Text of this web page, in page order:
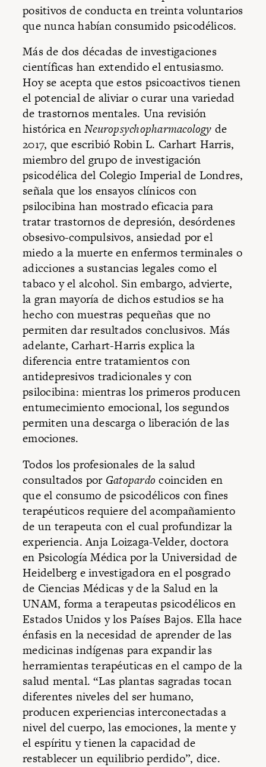
positivos de conducta en treinta voluntarios
que nunca habían consumido psicodélicos.
Más de dos décadas de investigaciones
científicas han extendido el entusiasmo.
Hoy se acepta que estos psicoactivos tienen
el potencial de aliviar o curar una variedad
de trastornos mentales. Una revisión
histórica enNeuropsychopharmacology de
2017, que escribió Robin L. Carhart Harris,
miembro del grupo de investigación
psicodélica del Colegio Imperial de Londres,
señala que los ensayos clínicos con
psilocibina han mostrado eficacia para
tratar trastornos de depresión, desórdenes
obsesivo-compulsivos, ansiedad por el
miedo a la muerte en enfermos terminales o
adicciones a sustancias legales como el
tabaco y el alcohol. Sin embargo, advierte,
la gran mayoría de dichos estudios se ha
hecho con muestras pequeñas que no
permiten dar resultados conclusivos. Más
adelante, Carhart-Harris explica la
diferencia entre tratamientos con
antidepresivos tradicionales y con
psilocibina: mientras los primeros producen
entumecimiento emocional, los segundos
permiten una descarga o liberación de las
emociones.
Todos los profesionales de la salud
consultados por Gatopardo coinciden en
que el consumo de psicodélicos con fines
terapéuticos requiere del acompañamiento
de un terapeuta con el cual profundizar la
experiencia. Anja Loizaga-Velder, doctora
en Psicología Médica por la Universidad de
Heidelberg e investigadora en el posgrado
de Ciencias Médicas y de la Salud en la
UNAM, forma a terapeutas psicodélicos en
Estados Unidos y los Países Bajos. Ella hace
énfasis en la necesidad de aprender de las
medicinas indígenas para expandir las
herramientas terapéuticas en el campo de la
salud mental. “Las plantas sagradas tocan
diferentes niveles del ser humano,
producen experiencias interconectadas a
nivel del cuerpo, las emociones, la mente y
el espíritu y tienen la capacidad de
restablecer un equilibrio perdido”, dice.